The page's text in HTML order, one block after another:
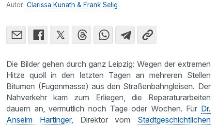
Autor:Clarissa Kunath & Frank Selig
Die Bilder gehen durch ganz Leipzig: Wegen der extremen
Hitze quoll in den letzten Tagen an mehreren Stellen
Bitumen (Fugenmasse) aus den Straßenbahngleisen. Der
Nahverkehr kam zum Erliegen, die Reparaturarbeiten
dauern an, vermutlich noch Tage oder Wochen. Für Dr.
Anselm Hartinger, Direktor vom Stadtgeschichtlichen